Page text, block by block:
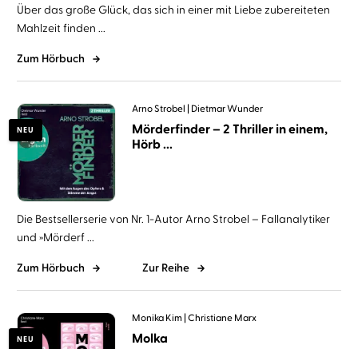
Über das große Glück, das sich in einer mit Liebe zubereiteten
Mahlzeit finden ...
Zum Hörbuch
NEU
Arno Strobel Dietmar Wunder
Mörderfinder – 2 Thriller in einem,
Hörb ...
Die Bestsellerserie von Nr. 1-Autor Arno Strobel – Fallanalytiker
und »Mörderf ...
Zum Hörbuch Zur Reihe
NEU
Monika Kim Christiane Marx
Molka